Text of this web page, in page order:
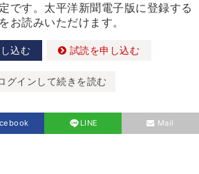
です。太平洋新聞電子版に登録する
お読みいただけます。
込む 試読を申し込む
グインして続きを読む
LINE Mail